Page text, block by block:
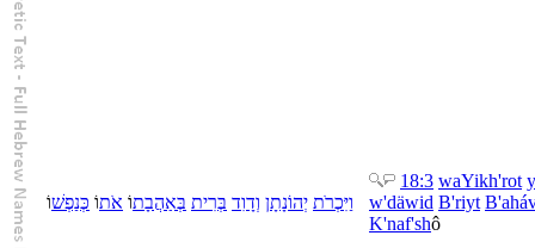
וַיִּכְרֹת יְהוֹנָתָן וְדָוִד בְּרִית בְּאַהֲבָתוֹ אֹתוֹ כְּנַפְשׁוֹ
18:3 waYikh'rot
w'däwid B'riyt B'
K'naf'shô